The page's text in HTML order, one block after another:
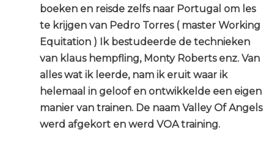
boeken en reisde zelfs naar Portugal om les
te krijgen van Pedro Torres ( master Working
Equitation ) Ik bestudeerde de technieken
van klaus hempfling, Monty Roberts enz. Van
alles wat ik leerde, nam ik eruit waar ik
helemaal in geloof en ontwikkelde een eigen
manier van trainen. De naam Valley Of Angels
werd afgekort en werd VOA training.